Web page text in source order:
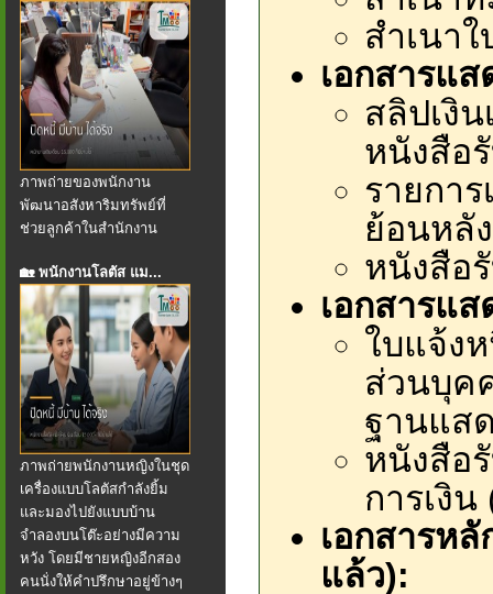
ภาพถ่ายของพนักงาน
พัฒนาอสังหาริมทรัพย์ที่
ช่วยลูกค้าในสำนักงาน
🏡 พนักงานโลตัส แม...
ภาพถ่ายพนักงานหญิงในชุด
เครื่องแบบโลตัสกำลังยิ้ม
และมองไปยังแบบบ้าน
จำลองบนโต๊ะอย่างมีความ
หวัง โดยมีชายหญิงอีกสอง
คนนั่งให้คำปรึกษาอยู่ข้างๆ
สำเนา
เอกสารแ
สลิปเงิ
หนังสือ
รายกา
ย้อนหลั
หนังสือ
เอกสารแ
ใบแจ้ง
ส่วนบุค
ฐานแส
หนังสือ
การเงิน
เอกสารห
แล้ว):